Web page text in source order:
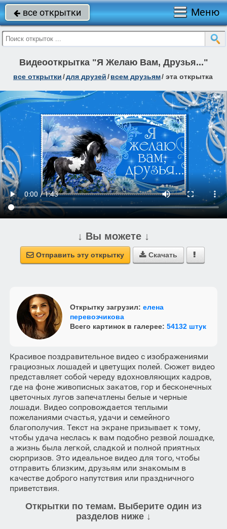
 все открытки Меню
Видеооткрытка "Я Желаю Вам, Друзья..."
все открытки/для друзей/всем друзьям/ эта открытка
↓ Вы можете ↓
 Отправить эту открытку  Скачать 
Открытку загрузил: елена
перевозчикова
Всего картинок в галерее: 54132 штук
Красивое поздравительное видео с изображениями
грациозных лошадей и цветущих полей. Сюжет видео
представляет собой череду вдохновляющих кадров,
где на фоне живописных закатов, гор и бесконечных
цветочных лугов запечатлены белые и черные
лошади. Видео сопровождается теплыми
пожеланиями счастья, удачи и семейного
благополучия. Текст на экране призывает к тому,
чтобы удача неслась к вам подобно резвой лошадке,
а жизнь была легкой, сладкой и полной приятных
сюрпризов. Это идеальное видео для того, чтобы
отправить близким, друзьям или знакомым в
качестве доброго напутствия или праздничного
приветствия.
Открытки по темам. Выберите один из
разделов ниже ↓